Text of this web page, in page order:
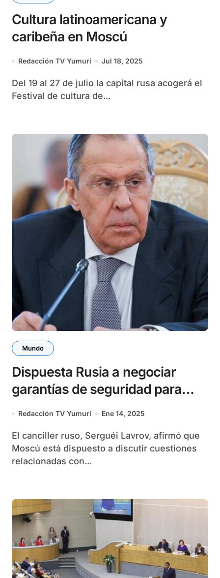
Cultura latinoamericana y
caribeña en Moscú
Redacción TV Yumurí Jul 18, 2025
Del 19 al 27 de julio la capital rusa acogerá el
Festival de cultura de...
Mundo
Dispuesta Rusia a negociar
garantías de seguridad para
Ucrania
Redacción TV Yumurí Ene 14, 2025
El canciller ruso, Serguéi Lavrov, afirmó que
Moscú está dispuesto a discutir cuestiones
relacionadas con...